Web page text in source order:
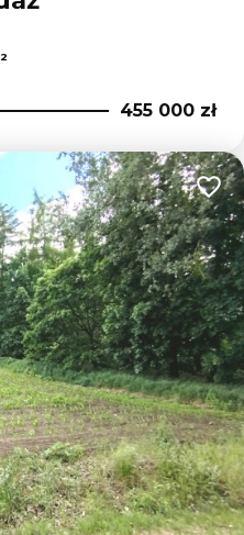
2
455 000 zł